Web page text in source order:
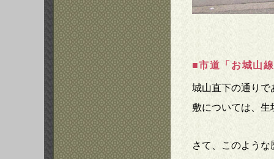
■市道「お城山
城山直下の通りで
敷については、
さて、このよう